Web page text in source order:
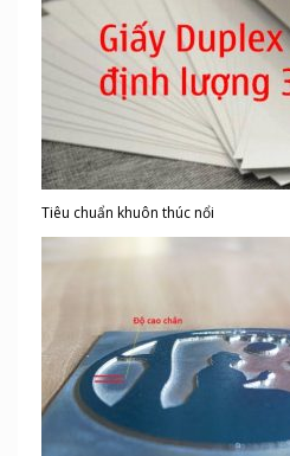
Tiêu chuẩn khuôn thúc nổi